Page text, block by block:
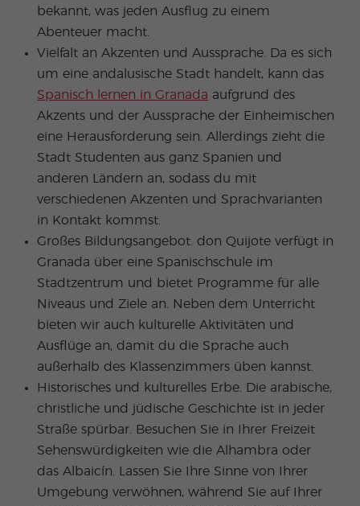
bekannt, was jeden Ausflug zu einem
Abenteuer macht.
Vielfalt an Akzenten und Aussprache. Da es sich
um eine andalusische Stadt handelt, kann das
Spanisch lernen in Granada aufgrund des
Akzents und der Aussprache der Einheimischen
eine Herausforderung sein. Allerdings zieht die
Stadt Studenten aus ganz Spanien und
anderen Ländern an, sodass du mit
verschiedenen Akzenten und Sprachvarianten
in Kontakt kommst.
Großes Bildungsangebot. don Quijote verfügt in
Granada über eine Spanischschule im
Stadtzentrum und bietet Programme für alle
Niveaus und Ziele an. Neben dem Unterricht
bieten wir auch kulturelle Aktivitäten und
Ausflüge an, damit du die Sprache auch
außerhalb des Klassenzimmers üben kannst.
Historisches und kulturelles Erbe. Die arabische,
christliche und jüdische Geschichte ist in jeder
Straße spürbar. Besuchen Sie in Ihrer Freizeit
Sehenswürdigkeiten wie die Alhambra oder
das Albaicín. Lassen Sie Ihre Sinne von Ihrer
Umgebung verwöhnen, während Sie auf Ihrer